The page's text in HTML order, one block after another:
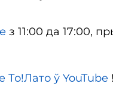
з 11:00 да 17:00,
То!Лато ў YouTube !